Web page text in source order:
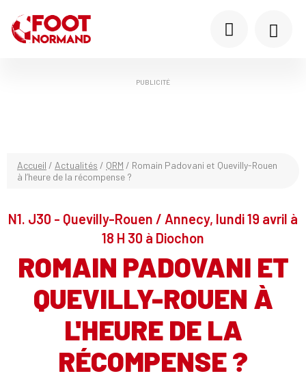
PUBLICITÉ
Accueil / Actualités / QRM / Romain Padovani et Quevilly-Rouen
à l’heure de la récompense ?
N1. J30 - Quevilly-Rouen / Annecy, lundi 19 avril à
18 H 30 à Diochon
ROMAIN PADOVANI ET
QUEVILLY-ROUEN À
L'HEURE DE LA
RÉCOMPENSE ?